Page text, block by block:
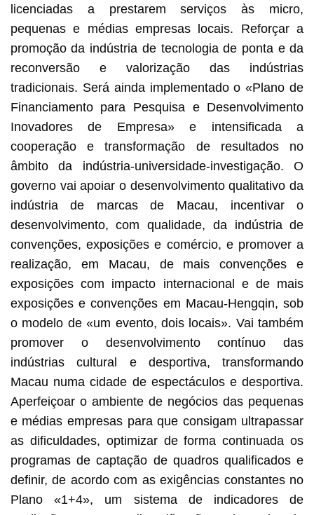
licenciadas a prestarem serviços às micro,
pequenas e médias empresas locais. Reforçar a
promoção da indústria de tecnologia de ponta e da
reconversão e valorização das indústrias
tradicionais. Será ainda implementado o «Plano de
Financiamento para Pesquisa e Desenvolvimento
Inovadores de Empresa» e intensificada a
cooperação e transformação de resultados no
âmbito da indústria-universidade-investigação. O
governo vai apoiar o desenvolvimento qualitativo da
indústria de marcas de Macau, incentivar o
desenvolvimento, com qualidade, da indústria de
convenções, exposições e comércio, e promover a
realização, em Macau, de mais convenções e
exposições com impacto internacional e de mais
exposições e convenções em Macau-Hengqin, sob
o modelo de «um evento, dois locais». Vai também
promover o desenvolvimento contínuo das
indústrias cultural e desportiva, transformando
Macau numa cidade de espectáculos e desportiva.
Aperfeiçoar o ambiente de negócios das pequenas
e médias empresas para que consigam ultrapassar
as dificuldades, optimizar de forma continuada os
programas de captação de quadros qualificados e
definir, de acordo com as exigências constantes no
Plano «1+4», um sistema de indicadores de